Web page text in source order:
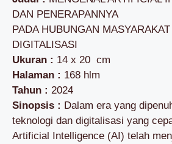
DAN PENERAPANNYA
PADA HUBUNGAN
DIGITALISASI
Ukuran : 14 x 20 cm
Halaman : 168 hlm
Tahun : 2024
Sinopsis : Dalam era yang
teknologi dan digitalisasi yang
Artificial Intelligence (AI) telah